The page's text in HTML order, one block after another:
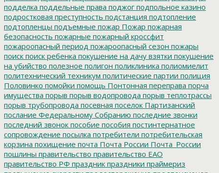
подделка поддельные права поджог подпольное казино
подростковая преступность подстанция подтопление
подтопленцы подъемные пожар Пожар пожарная
безопасность пожарные пожарный кроссфит
пожароопасный период пожароопасный сезон пожары
поиск поиск ребенка покушение на дачу взятки покушение
на убийство полезное полигон поликлиника полиомиелит
политехнический техникум политические партии полиция
Половинко помойки помощь Понтонная переправа порча
имущества порыв порыв водопровода порыв теплотрассы
порыв трубопровода посевная поселок Партизанский
послание Федеральному Собранию последние звонки
последний звонок пособие пособия постинтернатное
сопровождение посылка потребители потребительская
корзина похищение почта Почта России Почта_России
пошлины правительство правительство ЕАО
правительство РФ праздник праздники праймериз